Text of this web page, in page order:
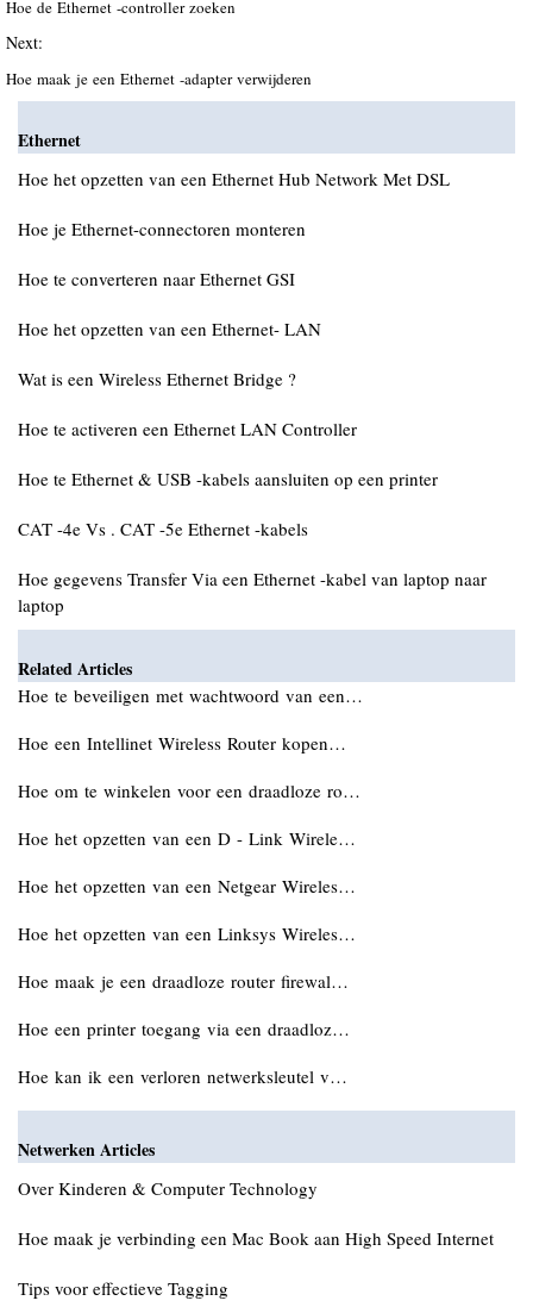
Hoe de Ethernet -controller zoeken
Next:
Hoe maak je een Ethernet -adapter verwijderen
Ethernet
Hoe het opzetten van een Ethernet Hub Network Met DSL
Hoe je Ethernet-connectoren monteren
Hoe te converteren naar Ethernet GSI
Hoe het opzetten van een Ethernet- LAN
Wat is een Wireless Ethernet Bridge ?
Hoe te activeren een Ethernet LAN Controller
Hoe te Ethernet & USB -kabels aansluiten op een printer
CAT -4e Vs . CAT -5e Ethernet -kabels
Hoe gegevens Transfer Via een Ethernet -kabel van laptop naar
laptop
Related Articles
Hoe te beveiligen met wachtwoord van een…
Hoe een Intellinet Wireless Router kopen…
Hoe om te winkelen voor een draadloze ro…
Hoe het opzetten van een D - Link Wirele…
Hoe het opzetten van een Netgear Wireles…
Hoe het opzetten van een Linksys Wireles…
Hoe maak je een draadloze router firewal…
Hoe een printer toegang via een draadloz…
Hoe kan ik een verloren netwerksleutel v…
Netwerken Articles
Over Kinderen & Computer Technology
Hoe maak je verbinding een Mac Book aan High Speed ​​Internet
Tips voor effectieve Tagging